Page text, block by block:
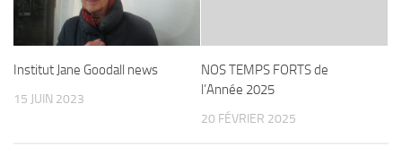
Institut Jane Goodall news
15 JUIN 2023
NOS TEMPS FORTS de
l’Année 2025
20 FÉVRIER 2025